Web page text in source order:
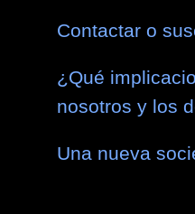
Contactar o
¿Qué
nosotros y los
Una nueva